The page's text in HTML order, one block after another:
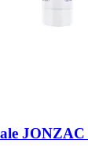
JONZAC